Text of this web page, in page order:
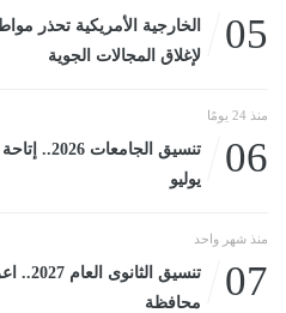
05
الخارجية الأمريكية تحذر
لإغلاق المجالات الجوية
منذ 24 يومًا
06
يوليو
منذ شهر واحد
07
محافظة